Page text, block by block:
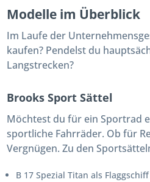
Modelle im Überblick
Im Laufe der
kaufen? Pendelst du
Langstrecken?
Brooks Sport Sättel
Möchtest du für ein Sportrad
sportliche Fahrräder. Ob für
Vergnügen. Zu den
B 17 Spezial Titan als